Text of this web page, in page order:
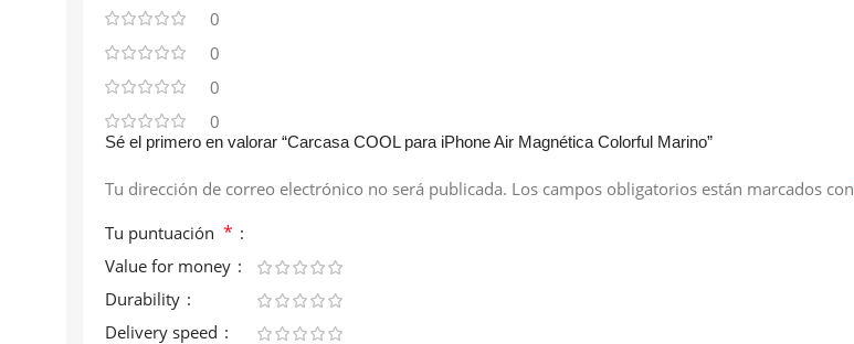
0
0
0
0
Sé el primero en valorar “Carcasa COOL para iPhone Air Magnética Colorful Marino”
Tu dirección de correo electrónico no será publicada. Los campos obligatorios están marcados con
Tu puntuación *
Value for money
Durability
Delivery speed